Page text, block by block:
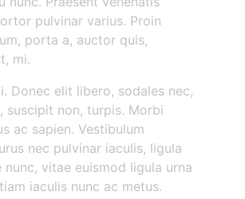
pulvinar varius. Proin
porta a, auctor quis,
mi.
Donec elit libero, sodales nec,
suscipit non, turpis. Morbi
ac sapien. Vestibulum
nec pulvinar iaculis, ligula
nunc, vitae euismod ligula urna
iaculis nunc ac metus.